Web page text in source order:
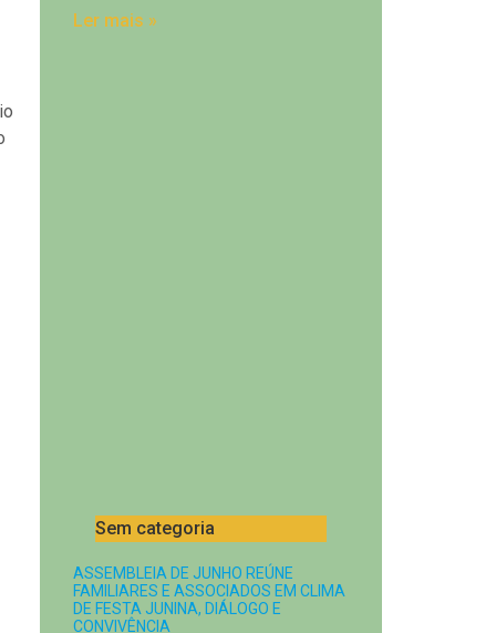
Ler mais »
Sem categoria
ASSEMBLEIA DE JUNHO REÚNE
FAMILIARES E ASSOCIADOS EM CLIMA
DE FESTA JUNINA, DIÁLOGO E
CONVIVÊNCIA